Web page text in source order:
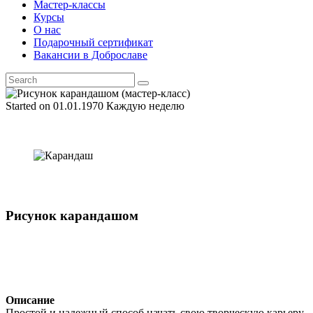
Мастер-классы
Курсы
О нас
Подарочный сертификат
Вакансии в Доброславе
Started on 01.01.1970 Каждую неделю
Рисунок карандашом
Описание